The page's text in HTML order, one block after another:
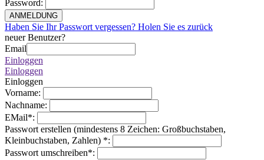
Password:
ANMELDUNG
Haben Sie Ihr Passwort vergessen? Holen Sie es zurück
neuer Benutzer?
Email
Einloggen
Einloggen
Einloggen
Vorname:
Nachname:
EMail*:
Passwort erstellen (mindestens 8 Zeichen: Großbuchstaben,
Kleinbuchstaben, Zahlen) *:
Passwort umschreiben*: